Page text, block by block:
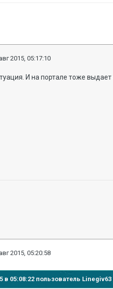
2015, 05:17:10
И на портале тоже выдает
2015, 05:20:58
в 05:08:22 пользователь Linegiv63